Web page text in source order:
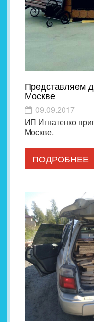
Представляем
Москве
09.09.2017
ИП Игнатенко
Москве.
ПОДРОБНЕЕ